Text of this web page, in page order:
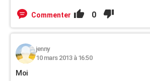
Commenter 0
jenny
10 mars 2013 à 16:50
Moi